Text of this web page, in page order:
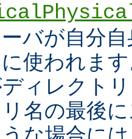
バが自分
使われま
ィレクト
名の最後